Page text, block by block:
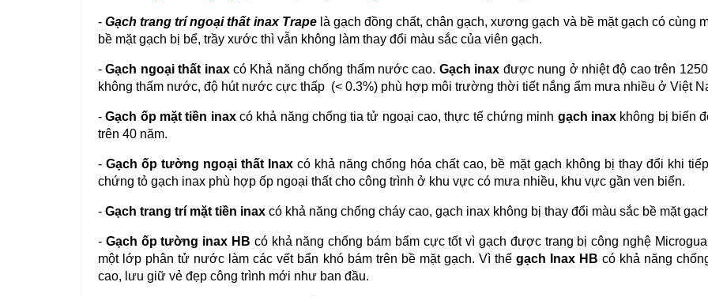
-Gạch trang trí ngoại thất inax Trapelà gạch đồng chất, chân gạch, xương gạch và bề mặt gạch có cùng
bề mặt gạch bị bể, trầy xước thì vẫn không làm thay đổi màu sắc của viên gạch.
-Gạch ngoại thất inaxcó Khả năng chống thấm nước cao. Gạch inax được nung ở nhiệt độ cao trên
không thấm nước, độ hút nước cực thấp (< 0.3%) phù hợp môi trường thời tiết nắng ẩm mưa nhiều ở Việt
-Gạch ốp mặt tiền inaxcó khả năng chống tia tử ngoại cao, thực tế chứng minh gạch inaxkhông bị biến
trên 40 năm.
-Gạch ốp tường ngoại thất Inax có khả năng chống hóa chất cao, bề mặt gạch không bị thay đổi khi
chứng tỏ gạch inax phù hợp ốp ngoại thất cho công trình ở khu vực có mưa nhiều, khu vực gần ven biển.
- Gạch trang trí mặt tiền inax có khả năng chống cháy cao, gạch inax không bị thay đổi màu sắc bề mặt
- Gạch ốp tường inax HB có khả năng chống bám bẩm cực tốt vì gạch được trang bị công nghệ
một lớp phân tử nước làm các vết bẩn khó bám trên bề mặt gạch. Vì thếgạch Inax HB có khả năng
cao, lưu giữ vẻ đẹp công trình mới như ban đầu.